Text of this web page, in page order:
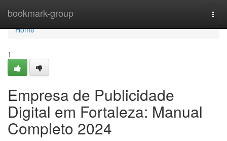
bookmark-group
Home
Home
1
Empresa de Publicidade
Digital em Fortaleza: Manual
Completo 2024